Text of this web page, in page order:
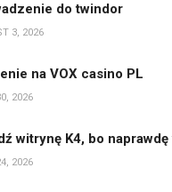
do twindor
3, 2026
na VOX casino PL
2026
witrynę K4, bo
2026